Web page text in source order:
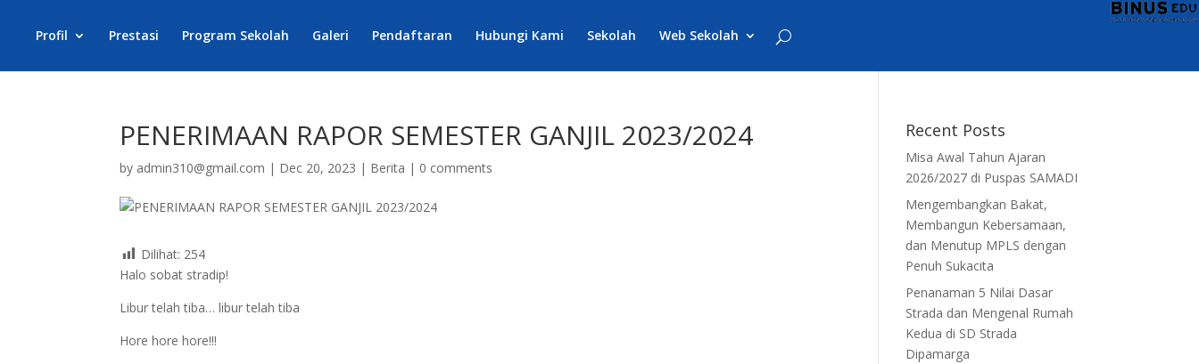
Profil Prestasi Program Sekolah Galeri Pendaftaran Hubungi Kami Sekolah Web Sekolah
PENERIMAAN RAPOR SEMESTER GANJIL 2023/2024
by admin310@gmail.com | Dec 20, 2023 | Berita | 0 comments
Dilihat: 254
Halo sobat stradip!
Libur telah tiba… libur telah tiba
Hore hore hore!!!
Recent Posts
Misa Awal Tahun Ajaran
2026/2027 di Puspas SAMADI
Mengembangkan Bakat,
Membangun Kebersamaan,
dan Menutup MPLS dengan
Penuh Sukacita
Penanaman 5 Nilai Dasar
Strada dan Mengenal Rumah
Kedua di SD Strada
Dipamarga